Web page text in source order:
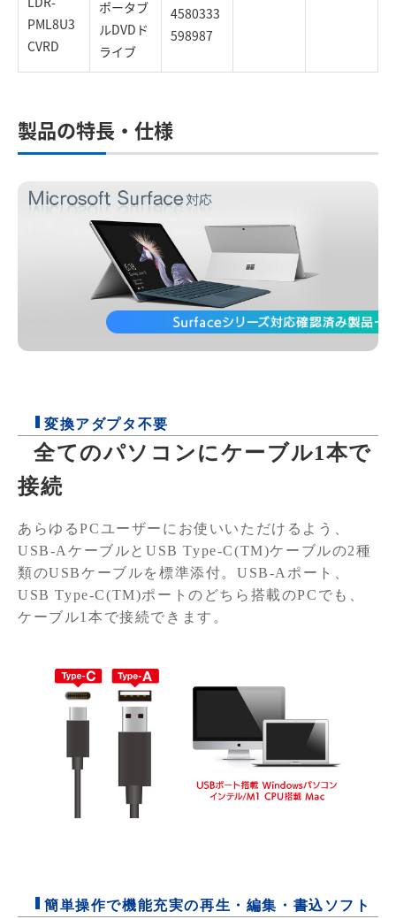
ポータブ
ルDVDド
ライブ
PML8U3
CVRD
4580333
598987
製品の特長・仕様
変換アダプタ不要
全てのパソコンにケーブル1本で
接続
あらゆるPCユーザーにお使いいただけるよう、
USB-AケーブルとUSB Type-C(TM)ケーブルの2種
類のUSBケーブルを標準添付。USB-Aポート、
USB Type-C(TM)ポートのどちら搭載のPCでも、
ケーブル1本で接続できます。
簡単操作で機能充実の再生・編集・書込ソフト